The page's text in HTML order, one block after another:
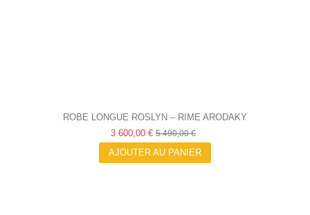
ROBE LONGUE ROSLYN – RIME ARODAKY
3 600,00 € 5 490,00 €
AJOUTER AU PANIER